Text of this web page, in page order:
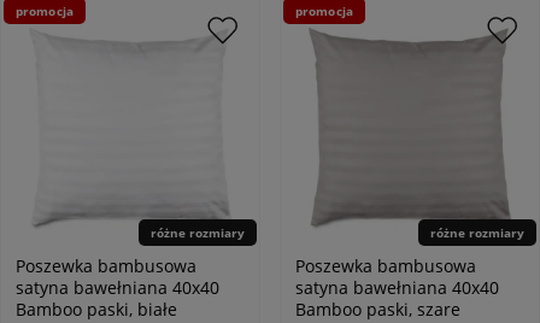
różne rozmiary
Poszewka bambusowa
satyna bawełniana 40x40
Bamboo paski, białe
promocja
różne rozmiary
Poszewka bambusowa
satyna bawełniana 40x40
Bamboo paski, szare
promocja